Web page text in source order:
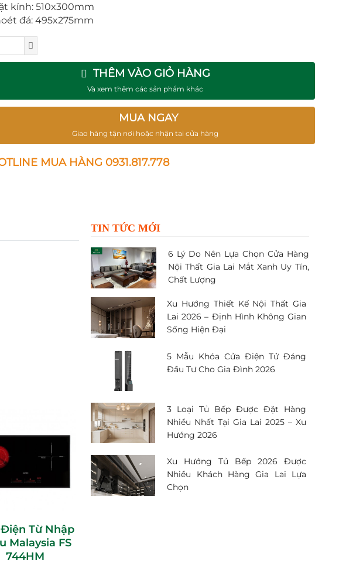
kính: 510x300mm
đá: 495x275mm
THÊM VÀO GIỎ HÀNG
Và xem thêm các sản phẩm khác
MUA NGAY
Giao hàng tận nơi hoặc nhận tại cửa hàng
MUA HÀNG 0931.817.778
Từ Nhập
Malaysia FS
744HM
TIN TỨC MỚI
6 Lý Do Nên Lựa Chọn Cửa Hàng
Nội Thất Gia Lai Mắt Xanh Uy Tín,
Chất Lượng
Xu Hướng Thiết Kế Nội Thất Gia
Lai 2026 – Định Hình Không Gian
Sống Hiện Đại
5 Mẫu Khóa Cửa Điện Tử Đáng
Đầu Tư Cho Gia Đình 2026
3 Loại Tủ Bếp Được Đặt Hàng
Nhiều Nhất Tại Gia Lai 2025 – Xu
Hướng 2026
Xu Hướng Tủ Bếp 2026 Được
Nhiều Khách Hàng Gia Lai Lựa
Chọn